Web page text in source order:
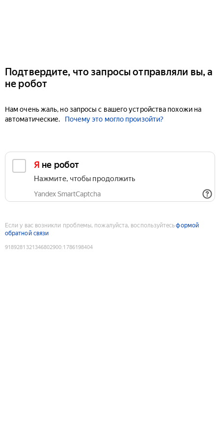
Подтвердите, что запросы отправляли вы, а
не робот
Нам очень жаль, но запросы с вашего устройства похожи на
автоматические.
Почему это могло произойти?
Я не робот
Нажмите, чтобы продолжить
Yandex SmartCaptcha
Если у вас возникли проблемы, пожалуйста, воспользуйтесьформой
обратной связи
9189281321346802900:1786198404